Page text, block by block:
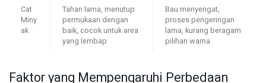
Cat
Miny
ak
Tahan lama, menutup
permukaan dengan
baik, cocok untuk area
yang lembap
Bau menyengat,
proses pengeringan
lama, kurang beragam
pilihan warna
Faktor yang Mempengaruhi Perbedaan